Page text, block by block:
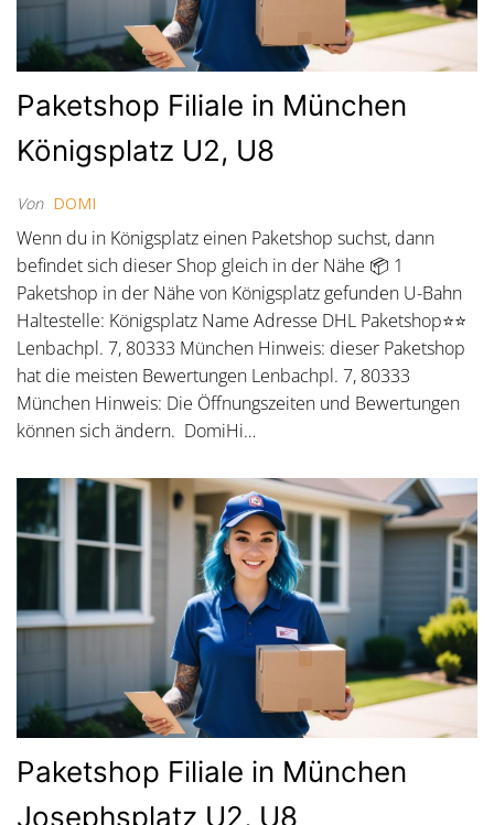
Paketshop Filiale in München
Königsplatz U2, U8
Von DOMI
Wenn du in Königsplatz einen Paketshop suchst, dann
befindet sich dieser Shop gleich in der Nähe 📦 1
Paketshop in der Nähe von Königsplatz gefunden U-Bahn
Haltestelle: Königsplatz Name Adresse DHL Paketshop⭐⭐
Lenbachpl. 7, 80333 München Hinweis: dieser Paketshop
hat die meisten Bewertungen Lenbachpl. 7, 80333
München Hinweis: Die Öffnungszeiten und Bewertungen
können sich ändern. DomiHi…
Paketshop Filiale in München
Josephsplatz U2, U8